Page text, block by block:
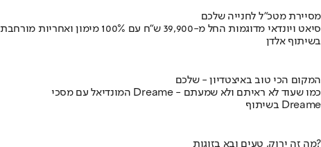
מסיירת מטכ"ל לחנייה שלכם
סיאט ויונדאי מדוגמות החל מ-39,900 ש״ח עם 100% מימון ואחריות מורחבת
בשיתוף אלדן
המקום הכי טוב באיצטדיון - שלכם
המונדיאל עם מסכי Dreame - כמו שעוד לא ראיתם ולא שמעתם
בשיתוף Dreame
מה זה ירוק, טעים ובא בזוגות?